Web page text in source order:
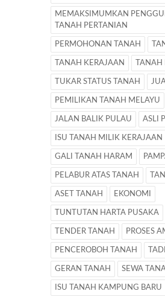
MEMAKSIMUMKAN
TANAH PERTANIAN
PERMOHONAN TANAH
TANAH KERAJAAN
TUKAR STATUS TANAH
PEMILIKAN TANAH MELAYU
JALAN BALIK PULAU ASLI
ISU TANAH MILIK KERAJAAN
GALI TANAH HARAM
PELABUR ATAS TANAH
ASET TANAH EKONOMI
TUNTUTAN HARTA PUSAKA
TENDER TANAH PROSES
PENCEROBOH TANAH
GERAN TANAH SEWA
ISU TANAH KAMPUNG BARU